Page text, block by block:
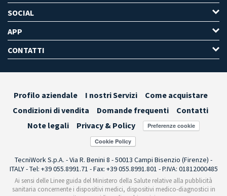
SOCIAL
APP
CONTATTI
Profilo aziendale I nostri Servizi
Come acquistare
Condizioni di vendita
Domande frequenti
Contatti
Note legali
Privacy & Policy Preferenze cookie
TecniWork S.p.A. - Via R. Benini 8 - 50013 Campi Bisenzio (Firenze) -
ITALY - Tel: +39 055.8991.71 - Fax: +39 055.8991.801 - P.IVA: 01812000485
Ai sensi delle Linee guida del Ministero della Salute relative alla pubblicità
sanitaria concernente i dispositivi medici, dispositivi medico-diagnostici in